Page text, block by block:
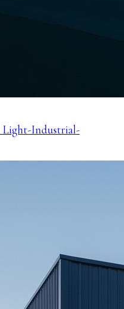
Light-Industrial-